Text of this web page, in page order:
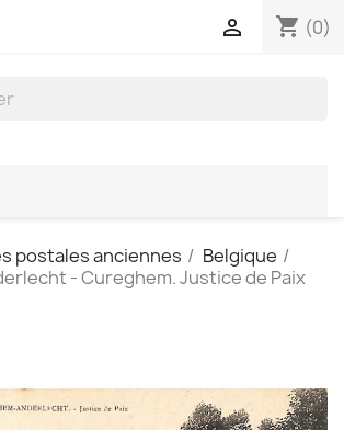
shopping_cart (0)

postales anciennes
Belgique
- Cureghem. Justice de Paix